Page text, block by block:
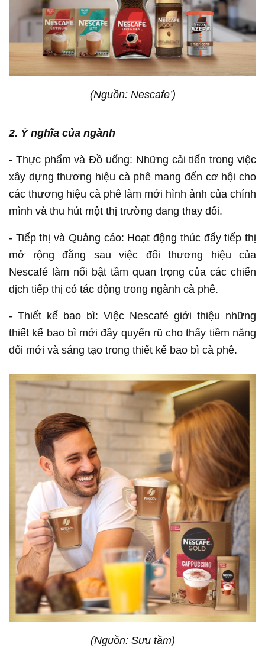
(Nguồn: Nescafe’)
2. Ý nghĩa của ngành
- Thực phẩm và Đồ uống: Những cải tiến trong việc
xây dựng thương hiệu cà phê mang đến cơ hội cho
các thương hiệu cà phê làm mới hình ảnh của chính
mình và thu hút một thị trường đang thay đổi.
- Tiếp thị và Quảng cáo: Hoạt động thúc đẩy tiếp thị
mở rộng đằng sau việc đổi thương hiệu của
Nescafé làm nổi bật tầm quan trọng của các chiến
dịch tiếp thị có tác động trong ngành cà phê.
- Thiết kế bao bì: Việc Nescafé giới thiệu những
thiết kế bao bì mới đầy quyến rũ cho thấy tiềm năng
đổi mới và sáng tạo trong thiết kế bao bì cà phê.
(Nguồn: Sưu tầm)